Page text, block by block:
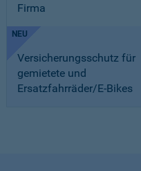
Firma
NEU
Versicherungsschutz für
gemietete und
Ersatzfahrräder/E-Bikes